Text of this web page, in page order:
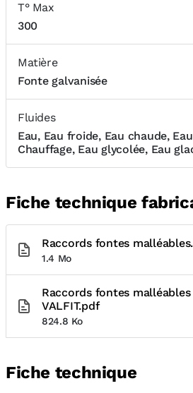
T° Max
300
Matière
Fonte galvanisée
Fluides
Eau, Eau froide, Eau chaude,
Chauffage, Eau glycolée, Eau
Fiche technique
Raccords fontes
1.4 Mo
Raccords fontes malléables
VALFIT.pdf
824.8 Ko
Fiche technique